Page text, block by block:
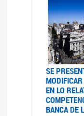
SE
EN LO
BANCA DE